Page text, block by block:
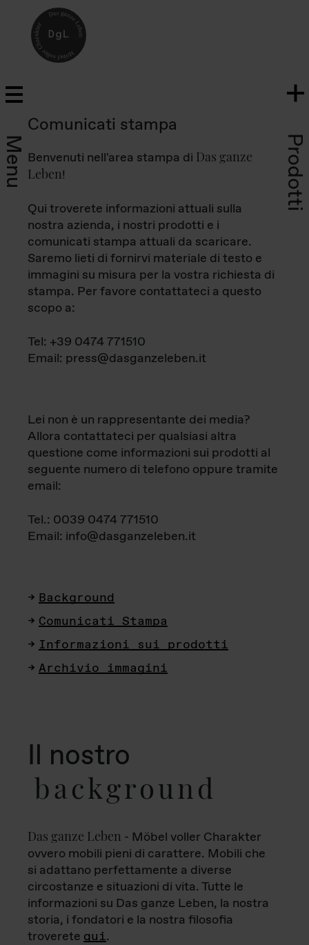
Menu Prodotti
Comunicati stampa
Benvenuti nell'area stampa di Das ganze
Leben!
Qui troverete informazioni attuali sulla
nostra azienda, i nostri prodotti e i
comunicati stampa attuali da scaricare.
Saremo lieti di fornirvi materiale di testo e
immagini su misura per la vostra richiesta di
stampa. Per favore contattateci a questo
scopo a:
Tel: +39 0474 771510
Email: press@dasganzeleben.it
Lei non è un rappresentante dei media?
Allora contattateci per qualsiasi altra
questione come informazioni sui prodotti al
seguente numero di telefono oppure tramite
email:
Tel.: 0039 0474 771510
Email: info@dasganzeleben.it
Background
Comunicati Stampa
Informazioni sui prodotti
Archivio immagini
Il nostro
background
Das ganze Leben - Möbel voller Charakter
ovvero mobili pieni di carattere. Mobili che
si adattano perfettamente a diverse
circostanze e situazioni di vita. Tutte le
informazioni su Das ganze Leben, la nostra
storia, i fondatori e la nostra filosofia
troverete qui.